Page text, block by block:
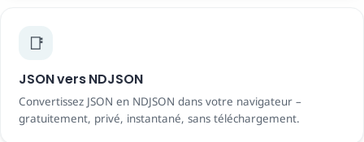
📑
JSON vers NDJSON
Convertissez JSON en NDJSON dans votre navigateur –
gratuitement, privé, instantané, sans téléchargement.